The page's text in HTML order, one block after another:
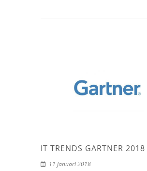
IT TRENDS GARTNER 2018
11 januari 2018